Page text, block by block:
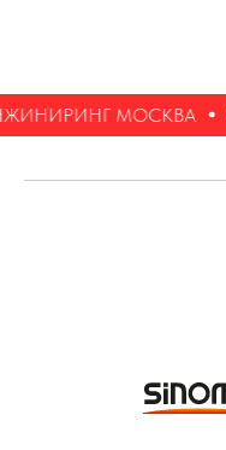
МОСКВА